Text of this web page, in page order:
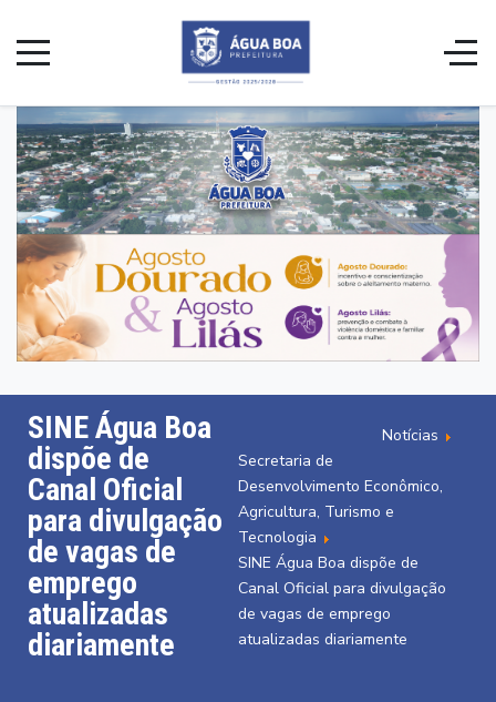
SINE Água Boa
dispõe de
Canal Oficial
para divulgação
de vagas de
emprego
atualizadas
diariamente
Notícias
Secretaria de
Desenvolvimento Econômico,
Agricultura, Turismo e
Tecnologia
SINE Água Boa dispõe de
Canal Oficial para divulgação
de vagas de emprego
atualizadas diariamente